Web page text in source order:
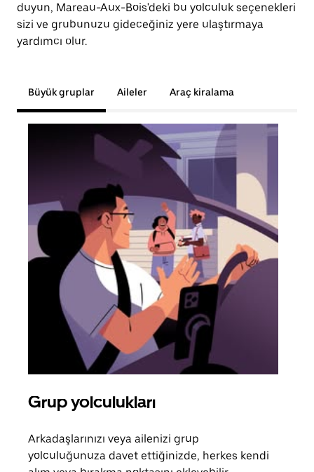
duyun, Mareau-Aux-Bois'deki bu yolculuk seçenekleri
sizi ve grubunuzu gideceğiniz yere ulaştırmaya
yardımcı olur.
Büyük gruplar Aileler Araç kiralama
Grup yolculukları
Arkadaşlarınızı veya ailenizi grup
yolculuğunuza davet ettiğinizde, herkes kendi